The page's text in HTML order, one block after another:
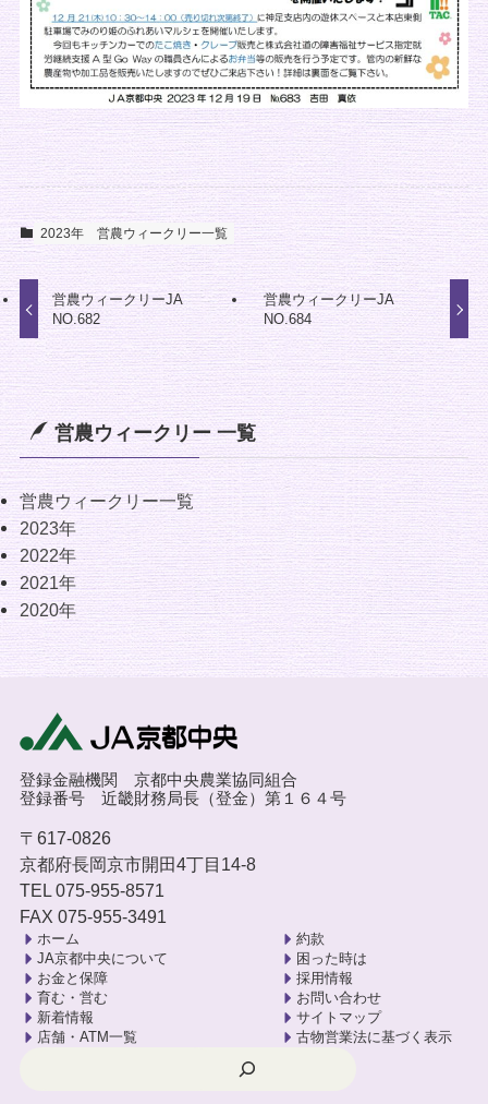
2023年 営農ウィークリー一覧
営農ウィークリーJA
NO.682
営農ウィークリーJA
NO.684
営農ウィークリー 一覧
営農ウィークリー一覧
2023年
2022年
2021年
2020年
登録金融機関 京都中央農業協同組合
登録番号 近畿財務局長（登金）第１６４号
〒617-0826
京都府長岡京市開田4丁目14-8
TEL 075-955-8571
FAX 075-955-3491
ホーム
JA京都中央について
お金と保障
育む・営む
新着情報
店舗・ATM一覧
約款
困った時は
採用情報
お問い合わせ
サイトマップ
古物営業法に基づく表示